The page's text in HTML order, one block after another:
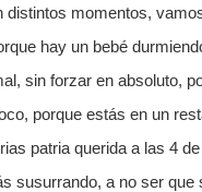
que ojeé en su día.
tratados. Ah lo de las
y al Cello en la
así doy más espacio a
distintos momentos,
hay un bebé
sin forzar en absoluto,
porque estás en un
patria querida a las 4
susurrando, a no ser